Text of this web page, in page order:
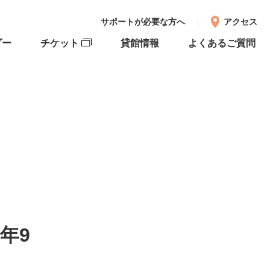
サポートが必要な方へ アクセス
ー チケット 貸館情報 よくあるご質問
9